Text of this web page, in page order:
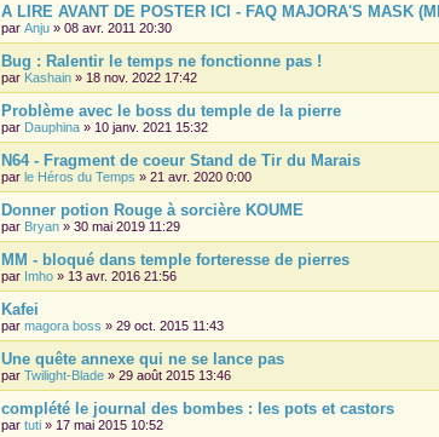
A LIRE AVANT DE POSTER ICI - FAQ MAJORA'S MASK
par Anju » 08 avr. 2011 20:30
Bug : Ralentir le temps ne fonctionne pas !
par Kashain » 18 nov. 2022 17:42
Problème avec le boss du temple de la pierre
par Dauphina » 10 janv. 2021 15:32
N64 - Fragment de coeur Stand de Tir du Marais
par le Héros du Temps » 21 avr. 2020 0:00
Donner potion Rouge à sorcière KOUME
par Bryan » 30 mai 2019 11:29
MM - bloqué dans temple forteresse de pierres
par Imho » 13 avr. 2016 21:56
Kafei
par magora boss » 29 oct. 2015 11:43
Une quête annexe qui ne se lance pas
par Twilight-Blade » 29 août 2015 13:46
complété le journal des bombes : les pots et castors
par tuti » 17 mai 2015 10:52